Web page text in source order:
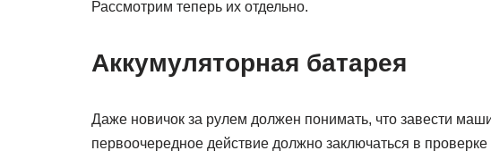
Рассмотрим теперь их отдельно.
Аккумуляторная батарея
Даже новичок за рулем должен понимать, что завести
первоочередное действие должно заключаться в